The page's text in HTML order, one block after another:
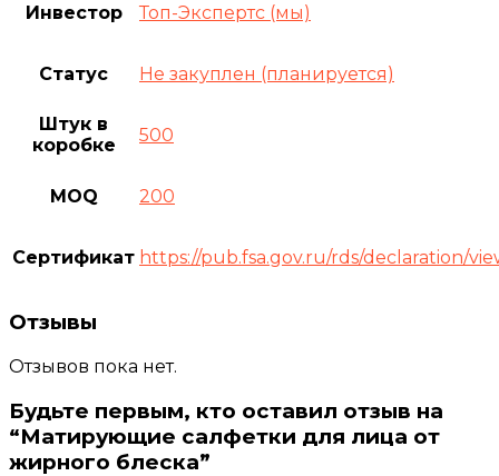
Инвестор Топ-Экспертс (мы)
Статус Не закуплен (планируется)
Штук в
коробке
500
MOQ 200
Сертификат https://pub.fsa.gov.ru/rds/declaration/
Отзывы
Отзывов пока нет.
Будьте первым, кто оставил отзыв на
“Матирующие салфетки для лица от
жирного блеска”